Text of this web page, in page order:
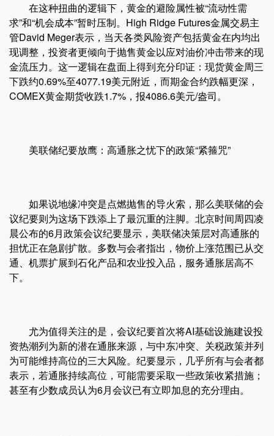
在这种扭曲的逻辑下，黄金的避险属性被“流动性需
求”和“机会成本”暂时压制。High Ridge Futures金属交易主
管David Meger表示，当天各类风险资产包括黄金在内均出
现调整，投资者更倾向于抛售黄金以应对油价冲击带来的现
金流压力。这一逻辑在盘面上得到充分印证：现货黄金周三
下跌约0.69%至4077.19美元附近，而期金合约跌幅更深，
COMEX黄金期货收跌1.7%，报4086.6美元/盎司。
美联储纪要放鹰：高通胀之忧下的政策“紧箍咒”
如果说地缘冲突是点燃抛售的导火索，那么美联储的会
议纪要则为这场下跌添上了最沉重的注脚。北京时间周四凌
晨公布的6月政策会议纪要显示，美联储决策层对高通胀的
担忧正在急剧扩散。多数与会者指出，物价上涨范围已从交
通、机票扩展到石化产品和农业投入品，服务通胀居高不
下。
尤为值得关注的是，会议纪要首次将AI基础设施建设投
资热潮列为新的潜在通胀来源，与中东冲突、关税政策并列
为可能维持高位的三大风险。纪要显示，几乎所有与会者都
表示，若通胀持续高位，可能需要采取一些政策收紧措施；
甚至有少数成员认为6月会议已有立即加息的充分理由。